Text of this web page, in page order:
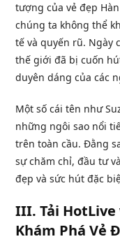
tượng của vẻ đẹp
chúng ta không thể
tế và quyến rũ. Ngày
thế giới đã bị cuốn
duyên dáng của các
Một số cái tên như
những ngôi sao nổi
trên toàn cầu. Đằng
sự chăm chỉ, đầu tư
đẹp và sức hút đặc
III. Tải
Khám Phá Vẻ